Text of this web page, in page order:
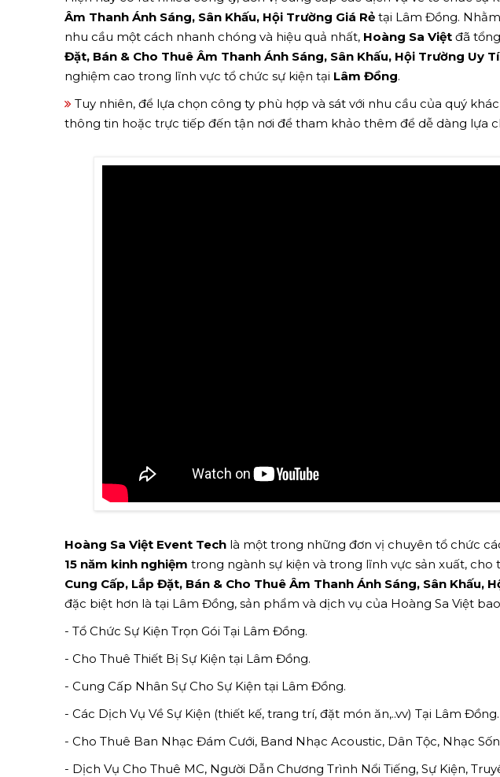
Âm Thanh Ánh Sáng, Sân Khấu, Hội Trường Giá Rẻ tại Lâm Đồng.
nhu cầu một cách nhanh chóng và hiệu quả nhất, Hoàng Sa Việt đã
Đặt, Bán & Cho Thuê Âm Thanh Ánh Sáng, Sân Khấu, Hội Trường Uy
nghiệm cao trong lĩnh vực tổ chức sự kiện tại Lâm Đồng.
Tuy nhiên, để lựa chọn công ty phù hợp và sát với nhu cầu của quý
thông tin hoặc trực tiếp đến tận nơi để tham khảo thêm để dễ dàng lựa
Hoàng Sa Việt Event Tech là một trong những đơn vị chuyên tổ chức
15 năm kinh nghiệm trong ngành sự kiện và trong lĩnh vực sản xuất,
Cung Cấp, Lắp Đặt, Bán & Cho Thuê Âm Thanh Ánh Sáng, Sân Khấu,
đặc biệt hơn là tại Lâm Đồng, sản phẩm và dịch vụ của Hoàng Sa Việt
- Tổ Chức Sự Kiện Trọn Gói Tại Lâm Đồng.
- Cho Thuê Thiết Bị Sự Kiện tại Lâm Đồng.
- Cung Cấp Nhân Sự Cho Sự Kiện tại Lâm Đồng.
- Các Dịch Vụ Về Sự Kiện (thiết kế, trang trí, đặt món ăn,..vv) Tại Lâm Đồng.
- Cho Thuê Ban Nhạc Đám Cưới, Band Nhạc Acoustic, Dân Tộc, Nhạc
- Dịch Vụ Cho Thuê MC, Người Dẫn Chương Trình Nổi Tiếng, Sự Kiện,